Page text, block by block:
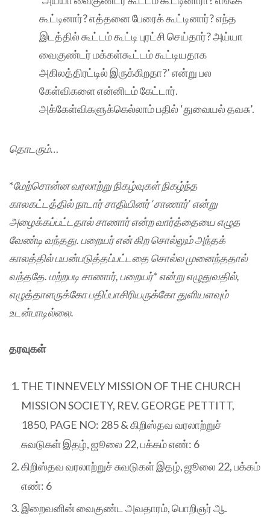
கூட்டினார்? எத்தனை பேரைக் கூட்டினார்? எந்த
இடத்தில் கூட்டம் கூட்டி புரட்சி செய்தார்? அய்யா
வைகுண்டர் மக்கள்கூட்டம் கூட்டியதாக
அகிலத்திரட்டில் இருக்கிறதா?’ என்று பல
கேள்விகளை என்னிடம் கேட்டார்.
அக்கேள்விகளுக்கெல்லாம் பதில் ‘துவையல் தவசு’.
தொடரும்…
*மேற்சொன்ன வரலாற்று நிகழ்வுகள் நிகழ்ந்த
காலகட்டத்தில் நாடார் சாதியினர் ‘சாணார்’ என்று
அழைக்கப்பட்டதால் சாணார் என்ற வார்த்தையை எழுத
வேண்டி வந்தது. பறையர் என் கிற சொல்லும் அந்தக்
காலத்தில் பயன்படுத்தப்பட்டதை சொல்ல முனைந்ததால்
வந்ததே.மற்றபடி சாணார், பறையர்* என்று எழுதுவதில்,
எழுத்தாளருக்கோ பதிப்பாசிரியருக்கோ துளியளவும்
உடன்பாடில்லை.
தரவுகள்
THE TINNEVELY MISSION OF THE CHURCH
MISSION SOCIETY, REV. GEORGE PETTITT,
1850, PAGE NO: 285 & கிறிஸ்தவ வரலாற்றுச்
சுவடுகள் இதழ், ஜூலை 22, பக்கம் எண்: 6
கிறிஸ்தவ வரலாற்றுச் சுவடுகள் இதழ், ஜூலை 22, பக்கம்
எண்: 6
இறைவனின் வைகுண்ட அவதாரம், பொறிஞர் ஆ.